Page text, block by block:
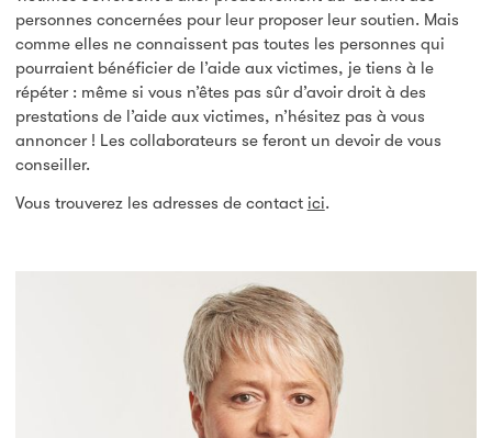
personnes concernées pour leur proposer leur soutien. Mais
comme elles ne connaissent pas toutes les personnes qui
pourraient bénéficier de l’aide aux victimes, je tiens à le
répéter : même si vous n’êtes pas sûr d’avoir droit à des
prestations de l’aide aux victimes, n’hésitez pas à vous
annoncer ! Les collaborateurs se feront un devoir de vous
conseiller.
Vous trouverez les adresses de contact ici.